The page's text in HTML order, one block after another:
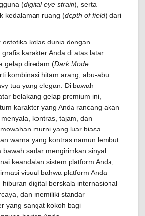
(digital eye strain), serta
kedalaman ruang (depth of field) dari
estetika kelas dunia dengan
grafis karakter Anda di atas latar
gelap diredam (Dark Mode
kombinasi hitam arang, abu-abu
tua yang elegan. Di bawah
belakang gelap premium ini,
karakter yang Anda rancang akan
kontras, tajam, dan
murni yang luar biasa.
warna yang kontras namun lembut
bawah sadar mengirimkan sinyal
keandalan sistem platform Anda,
visual bahwa platform Anda
hiburan digital berskala internasional
dan memiliki standar
yang sangat kokoh bagi